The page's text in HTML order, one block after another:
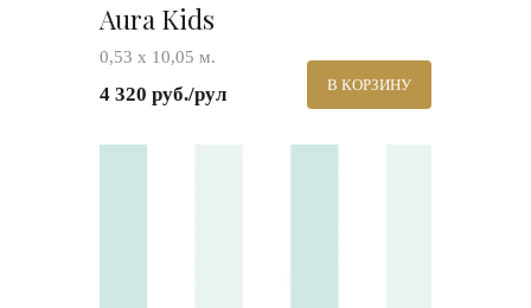
Aura Kids
0,53 х 10,05 м.
4 320 руб./рул В КОРЗИНУ